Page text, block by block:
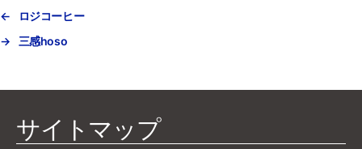
←
ロジコーヒー
→
三感hoso
サイトマップ